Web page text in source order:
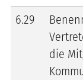
6.29
die